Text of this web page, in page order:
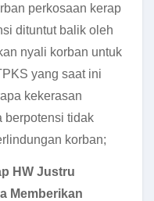
perkosaan kerap
dituntut balik oleh
nyali korban untuk
yang saat ini
kekerasan
berpotensi tidak
korban;
HW Justru
Memberikan